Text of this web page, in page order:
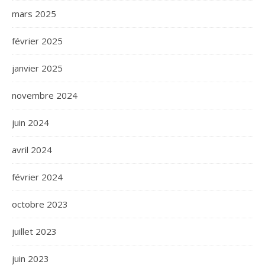
mars 2025
février 2025
janvier 2025
novembre 2024
juin 2024
avril 2024
février 2024
octobre 2023
juillet 2023
juin 2023